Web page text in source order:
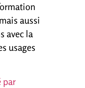
aussi
avec la
usages
par